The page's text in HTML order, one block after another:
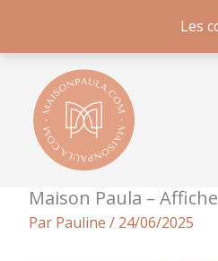
Les
contenu
Maison Paula –
Par Pauline / 24/06/2025